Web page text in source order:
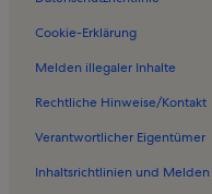
Ferienwohnungen in Cala
Ferienwohnungen in Playa
Ferienwohnungen in
Ferienwohnungen in
Ferienwohnungen in Sa Marjal
Cookie-Erklärung
Melden illegaler Inhalte
Rechtliche Hinweise/Kontakt
Verantwortlicher Eigentümer
Inhaltsrichtlinien und